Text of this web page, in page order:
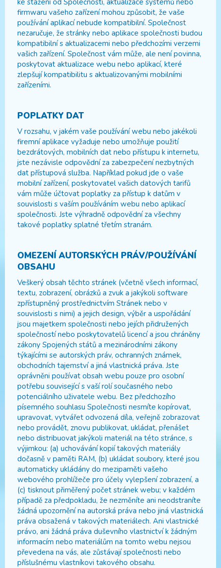
ke stažení od Společnosti, aktualizace systémů nebo
firmwaru vašeho zařízení mohou způsobit, že vaše
používání aplikací nebude kompatibilní. Společnost
nezaručuje, že stránky nebo aplikace společnosti budou
kompatibilní s aktualizacemi nebo předchozími verzemi
vašich zařízení. Společnost vám může, ale není povinna,
poskytovat aktualizace webu nebo aplikací, které
zlepšují kompatibilitu s aktualizovanými mobilními
zařízeními.
POPLATKY DAT
V rozsahu, v jakém vaše používání webu nebo jakékoli
firemní aplikace vyžaduje nebo umožňuje použití
bezdrátových, mobilních dat nebo přístupu k internetu,
jste nezávisle odpovědní za zabezpečení nezbytných
dat přístupová služba. Například pokud jde o vaše
mobilní zařízení, poskytovatel vašich datových tarifů
vám může účtovat poplatky za přístup k datům v
souvislosti s vaším používáním webu nebo aplikací
společnosti. Jste výhradně odpovědní za všechny
takové poplatky splatné třetím stranám.
OMEZENÍ AUTORSKÝCH PRÁV/POUŽÍVÁNÍ
OBSAHU
Veškerý obsah těchto stránek (včetně všech informací,
textu, zobrazení, obrázků a zvuk a jakýkoli software
zpřístupněný prostřednictvím Stránek nebo v
souvislosti s nimi) a jejich design, výběr a uspořádání
jsou majetkem společnosti nebo jejích přidružených
společností nebo poskytovatelů licencí a jsou chráněny
zákony Spojených států a mezinárodními zákony
týkajícími se autorských práv, ochranných známek,
obchodních tajemství a jiná vlastnická práva. Jste
oprávněni používat obsah webu pouze pro osobní
potřebu související s vaší rolí současného nebo
potenciálního uživatele webu. Bez předchozího
písemného souhlasu Společnosti nesmíte kopírovat,
upravovat, vytvářet odvozená díla, veřejně zobrazovat
nebo provádět, znovu publikovat, ukládat, přenášet
nebo distribuovat jakýkoli materiál na této stránce, s
výjimkou: (a) uchovávání kopií takových materiály
dočasně v paměti RAM, (b) ukládat soubory, které jsou
automaticky ukládány do mezipaměti vašeho
webového prohlížeče pro účely vylepšení zobrazení, a
(c) tisknout přiměřený počet stránek webu; v každém
případě za předpokladu, že nezměníte ani neodstraníte
žádná upozornění na autorská práva nebo jiná vlastnická
práva obsažená v takových materiálech. Ani vlastnické
právo, ani žádná práva duševního vlastnictví k žádným
informacím nebo materiálům na tomto webu nejsou
převedena na vás, ale zůstávají společnosti nebo
příslušnému vlastníkovi takového obsahu.